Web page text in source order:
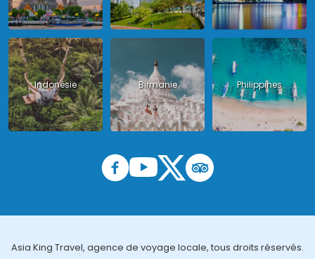
Indonésie Birmanie Philippines
Asia King Travel, agence de voyage locale, tous droits réservés.